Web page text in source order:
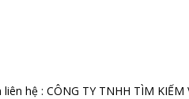
hệ : CÔNG TY TNHH TÌM KIẾM